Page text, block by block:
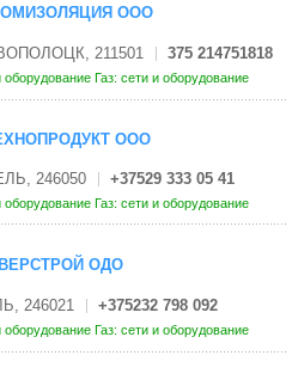
ООО
211501 375 214751818
оборудование Газ: сети и оборудование
ООО
246050 +37529 333 05 41
оборудование Газ: сети и оборудование
ОДО
246021 +375232 798 092
оборудование Газ: сети и оборудование